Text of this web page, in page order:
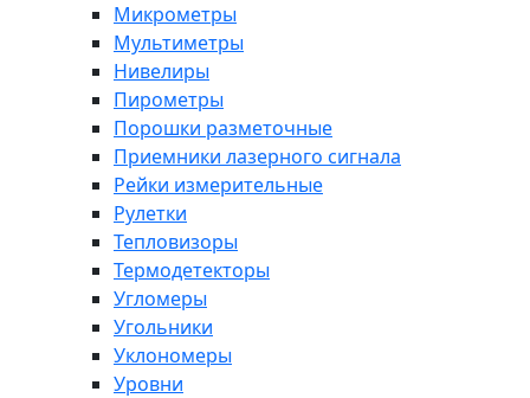
Микрометры
Мультиметры
Нивелиры
Пирометры
Порошки разметочные
Приемники лазерного сигнала
Рейки измерительные
Рулетки
Тепловизоры
Термодетекторы
Угломеры
Угольники
Уклономеры
Уровни